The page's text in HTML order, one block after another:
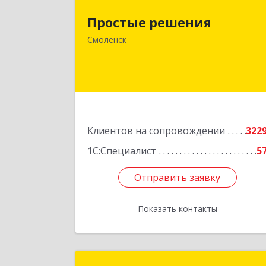
Простые решения
Смоленск
Клиентов на сопровождении
1С:Специалист
Отправить заявку
Показать контакты
Большая Краснофлотская ул, дом №
Отправить заявку
Назад